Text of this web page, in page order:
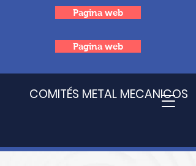
COMITÉS METAL MECANICOS
Pagina web
Pagina web